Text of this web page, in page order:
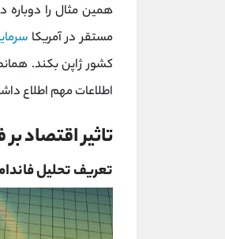
همین مثال را دوباره
مستقر در آمریکا
کشور ژاپن بکند.
اطلاعات مهم اطلاع
تاثیر اقتصاد
تعریف تحلیل